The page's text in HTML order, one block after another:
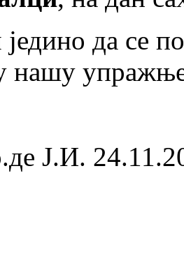
једино да се
нашу
Ј.И.